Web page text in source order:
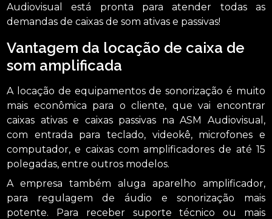
Audiovisual está pronta para atender todas as
demandas de caixas de som ativas e passivas!
Vantagem da locação de caixa de
som amplificada
A locação de equipamentos de sonorização é muito
mais econômica para o cliente, que vai encontrar
caixas ativas e caixas passivas na ASM Audiovisual,
com entrada para teclado, videokê, microfones e
computador, e caixas com amplificadores de até 15
polegadas, entre outros modelos.
A empresa também aluga aparelho amplificador,
para regulagem de áudio e sonorização mais
potente. Para receber suporte técnico ou mais